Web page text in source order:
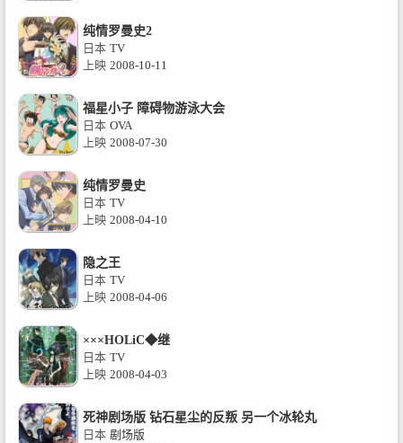
纯情罗曼史2
日本 TV
上映 2008-10-11
福星小子 障碍物游泳大会
日本 OVA
上映 2008-07-30
纯情罗曼史
日本 TV
上映 2008-04-10
隐之王
日本 TV
上映 2008-04-06
×××HOLiC◆继
日本 TV
上映 2008-04-03
死神剧场版 钻石星尘的反叛 另一个冰轮丸
日本 剧场版